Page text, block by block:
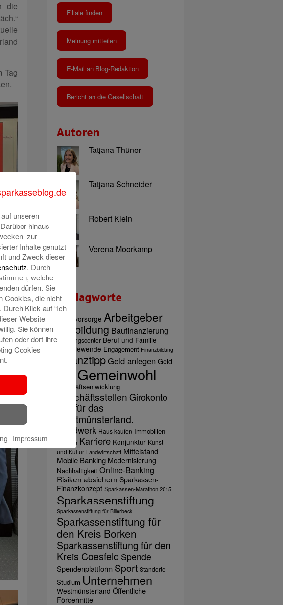
die
Tag
Filiale finden
Meinung mitteilen
E-Mail an Blog-Redaktion
Bericht an die Gesellschaft
Autoren
Tatjana Thüner
Tatjana Schneider
Robert Klein
Verena Moorkamp
Schlagworte
Altersvorsorge Arbeitgeber
Ausbildung Baufinanzierung
Beratungscenter Beruf und Familie
Energiewende Engagement Finanzbildung
FinanztippGeld anlegen Geld
Gemeinwohl
Geschäftsentwicklung
Geschäftsstellen Girokonto
Gut für das
Westmünsterland.
Handwerk Haus kaufen Immobilien
Jubiläum Karriere Konjunktur Kunst
und Kultur Landwirtschaft Mittelstand
Mobile Banking Modernisierung
Nachhaltigkeit Online-Banking
Risiken absichern Sparkassen-
Finanzkonzept Sparkassen-Marathon 2015
Sparkassenstiftung
Sparkassenstiftung für Billerbeck
Sparkassenstiftung für
den Kreis Borken
Sparkassenstiftung für den
Kreis Coesfeld Spende
Spendenplattform Sport Standorte
Studium Unternehmen
Westmünsterland Öffentliche
Fördermittel
unseren
hinaus
zur
Inhalte genutzt
und Zweck dieser
. Durch
welche
dürfen. Sie
Cookies, die nicht
Klick auf “Ich
Website
Sie können
oder dort Ihre
Cookies
Impressum